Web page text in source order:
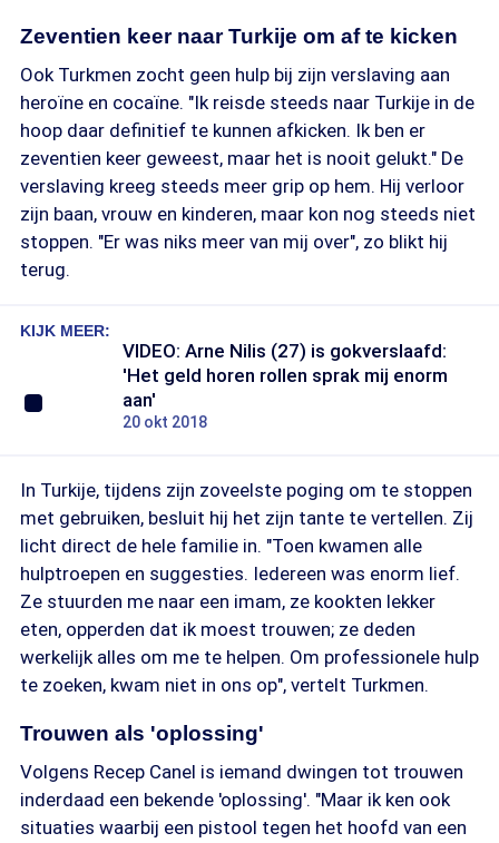
Zeventien keer naar Turkije om af te kicken
Ook Turkmen zocht geen hulp bij zijn verslaving aan
heroïne en cocaïne. "Ik reisde steeds naar Turkije in de
hoop daar definitief te kunnen afkicken. Ik ben er
zeventien keer geweest, maar het is nooit gelukt." De
verslaving kreeg steeds meer grip op hem. Hij verloor
zijn baan, vrouw en kinderen, maar kon nog steeds niet
stoppen. "Er was niks meer van mij over", zo blikt hij
terug.
KIJK MEER:
VIDEO: Arne Nilis (27) is gokverslaafd:
'Het geld horen rollen sprak mij enorm
aan'
20 okt 2018
In Turkije, tijdens zijn zoveelste poging om te stoppen
met gebruiken, besluit hij het zijn tante te vertellen. Zij
licht direct de hele familie in. "Toen kwamen alle
hulptroepen en suggesties. Iedereen was enorm lief.
Ze stuurden me naar een imam, ze kookten lekker
eten, opperden dat ik moest trouwen; ze deden
werkelijk alles om me te helpen. Om professionele hulp
te zoeken, kwam niet in ons op", vertelt Turkmen.
Trouwen als 'oplossing'
Volgens Recep Canel is iemand dwingen tot trouwen
inderdaad een bekende 'oplossing'. "Maar ik ken ook
situaties waarbij een pistool tegen het hoofd van een